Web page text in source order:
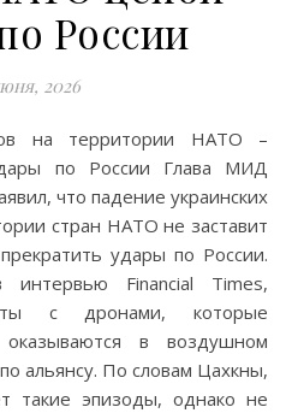
России
2026
по России Глава МИД
что падение украинских
стран НАТО не заставит
удары по России.
Financial Times,
с дронами, которые
в воздушном
альянсу. По словам Цахкны,
такие эпизоды, однако не